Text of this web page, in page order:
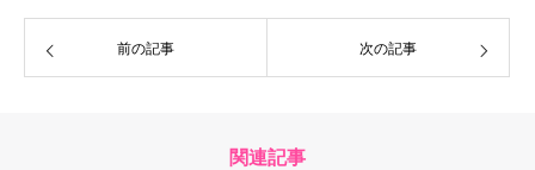
前の記事 次の記事
関連記事